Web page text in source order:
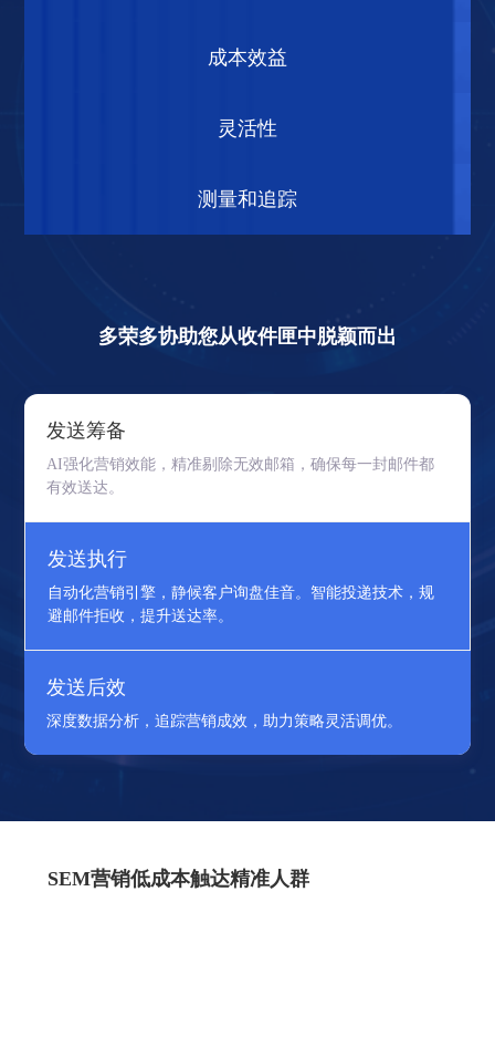
成本效益
灵活性
测量和追踪
多荣多协助您从收件匣中脱颖而出
发送筹备
AI强化营销效能，精准剔除无效邮箱，确保每一封邮件都
有效送达。
发送执行
自动化营销引擎，静候客户询盘佳音。智能投递技术，规
避邮件拒收，提升送达率。
发送后效
深度数据分析，追踪营销成效，助力策略灵活调优。
SEM营销低成本触达精准人群
点击率 转化率 优化